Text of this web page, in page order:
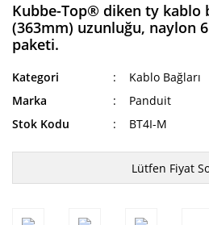
Kubbe-Top® diken ty kablo
(363mm) uzunluğu, naylon
paketi.
Kategori
Kablo Bağları
Marka
Panduit
Stok Kodu
BT4I-M
Lütfen Fiyat